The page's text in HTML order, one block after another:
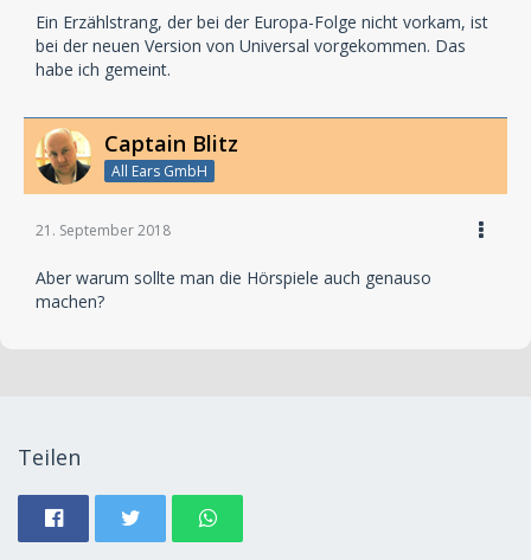
Ein Erzählstrang, der bei der Europa-Folge nicht vorkam, ist
bei der neuen Version von Universal vorgekommen. Das
habe ich gemeint.
Captain Blitz
All Ears GmbH
21. September 2018
Aber warum sollte man die Hörspiele auch genauso
machen?
Teilen